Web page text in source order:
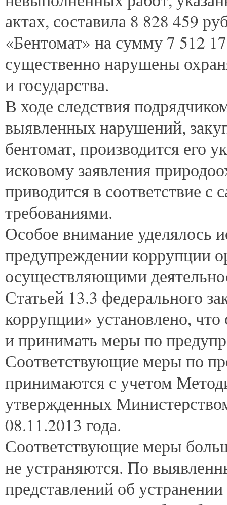
актах, составила 8 828 459
«Бентомат» на сумму 7 512
существенно нарушены
и государства.
В ходе следствия
выявленных нарушений,
бентомат, производится его
исковому заявления
приводится в соответствие
требованиями.
Особое внимание уделялось
предупреждении коррупции
осуществляющими
Статьей 13.3 федерального
коррупции» установлено,
и принимать меры по
Соответствующие меры по
принимаются с учетом
утвержденных
08.11.2013 года.
Соответствующие меры
не устраняются. По
представлений об